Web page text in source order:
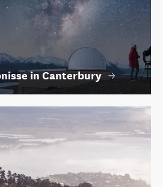
in Canterbury